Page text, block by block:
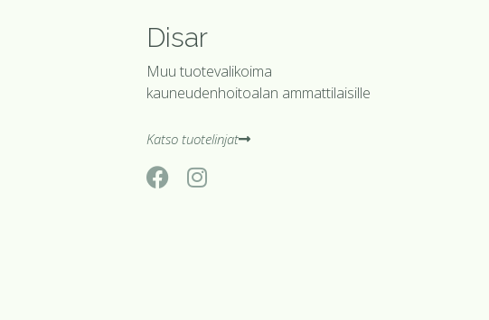
Disar
Muu tuotevalikoima
kauneudenhoitoalan ammattilaisille
Katso tuotelinjat